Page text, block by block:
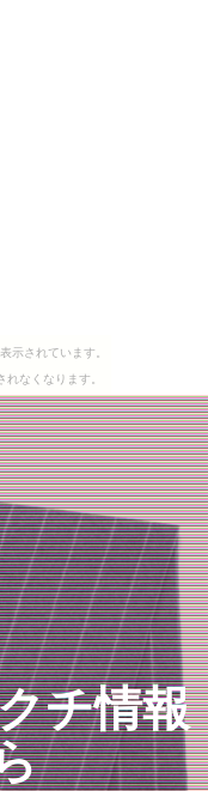
示されています。
なくなります。
チ情報